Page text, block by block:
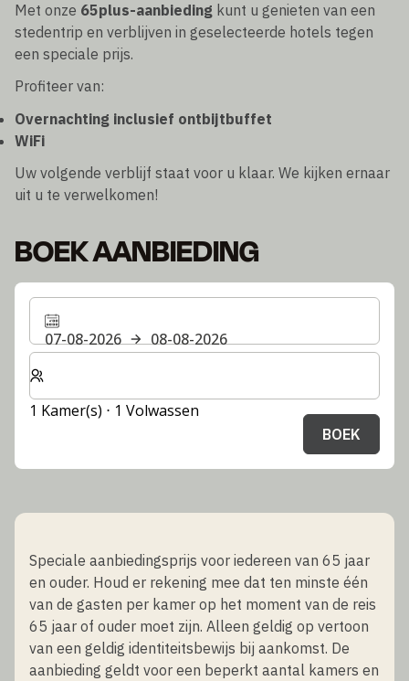
Met onze 65plus-aanbieding kunt u genieten van een
stedentrip en verblijven in geselecteerde hotels tegen
een speciale prijs.
Profiteer van:
Overnachting inclusief ontbijtbuffet
WiFi
Uw volgende verblijf staat voor u klaar. We kijken ernaar
uit u te verwelkomen!
BOEK AANBIEDING
07-08-2026
08-08-2026
Selecteer het aantal kamers en gasten voor je verblijf
1 Kamer(s) ⋅ 1 Volwassen
BOEK
Speciale aanbiedingsprijs voor iedereen van 65 jaar
en ouder. Houd er rekening mee dat ten minste één
van de gasten per kamer op het moment van de reis
65 jaar of ouder moet zijn. Alleen geldig op vertoon
van een geldig identiteitsbewijs bij aankomst. De
aanbieding geldt voor een beperkt aantal kamers en